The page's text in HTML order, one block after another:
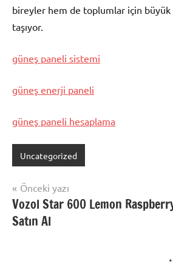
bireyler hem de toplumlar için
taşıyor.
güneş paneli sistemi
güneş enerji paneli
güneş paneli hesaplama
Uncategorized
Yazı
gezinmesi
Önceki yazı
Vozol Star 600 Lemon
Satın Al